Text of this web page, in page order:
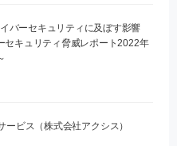
バーセキュリティに及ぼす影響
セキュリティ脅威レポート2022年
ービス（株式会社アクシス）